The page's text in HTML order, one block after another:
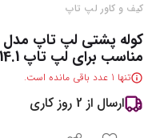
کیف و کاور لپ تاپ
مناسب برای لپ تاپ 14.1 تا 15.6 اینچ...
تنها 1 عدد باقی مانده است.
ارسال از 2 روز کاری